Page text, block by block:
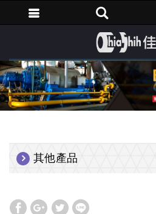
其他產品
繁體中文